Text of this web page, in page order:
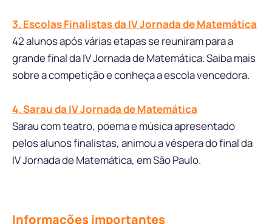
3. Escolas Finalistas da IV Jornada de Matemática
42 alunos após várias etapas se reuniram para a
grande final da IV Jornada de Matemática. Saiba mais
sobre a competição e conheça a escola vencedora.
4. Sarau da IV Jornada de Matemática
Sarau com teatro, poema e música apresentado
pelos alunos finalistas, animou a véspera do final da
IV Jornada de Matemática, em São Paulo.
Informações importantes